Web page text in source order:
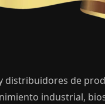
distribuidores de
industrial,